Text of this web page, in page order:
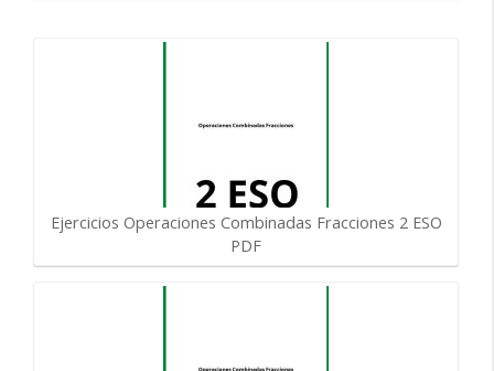
Ejercicios Operaciones Combinadas Fracciones 2 ESO
PDF